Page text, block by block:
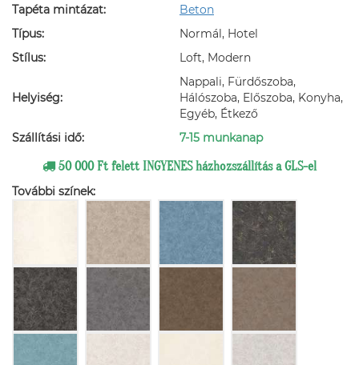
Tapéta mintázat:
Beton
Típus:
Normál, Hotel
Stílus:
Loft, Modern
Helyiség:
Nappali, Fürdőszoba,
Hálószoba, Előszoba, Konyha,
Egyéb, Étkező
Szállítási idő:
7-15 munkanap
50 000 Ft felett INGYENES házhozszállítás a GLS-el
További színek: